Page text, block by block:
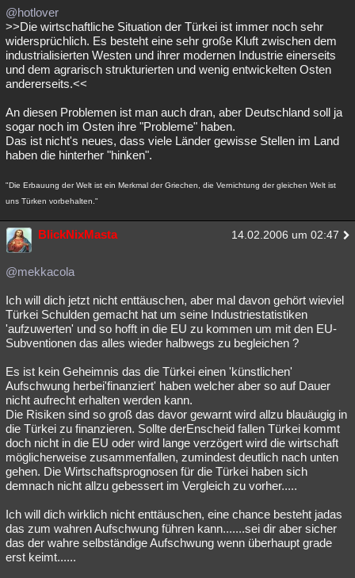
@hotlover
>>Die wirtschaftliche Situation der Türkei ist immer noch sehr
widersprüchlich. Es besteht eine sehr große Kluft zwischen dem
industrialisierten Westen und ihrer modernen Industrie einerseits
und dem agrarisch strukturierten und wenig entwickelten Osten
andererseits.<<
An diesen Problemen ist man auch dran, aber Deutschland soll ja
sogar noch im Osten ihre "Probleme" haben.
Das ist nicht's neues, dass viele Länder gewisse Stellen im Land
haben die hinterher "hinken".
"Die Erbauung der Welt ist ein Merkmal der Griechen, die Vernichtung der gleichen Welt ist
uns Türken vorbehalten."
BlickNixMasta 14.02.2006 um 02:47
@mekkacola
Ich will dich jetzt nicht enttäuschen, aber mal davon gehört wieviel
Türkei Schulden gemacht hat um seine Industriestatistiken
'aufzuwerten' und so hofft in die EU zu kommen um mit den EU-
Subventionen das alles wieder halbwegs zu begleichen ?
Es ist kein Geheimnis das die Türkei einen 'künstlichen'
Aufschwung herbei'finanziert' haben welcher aber so auf Dauer
nicht aufrecht erhalten werden kann.
Die Risiken sind so groß das davor gewarnt wird allzu blauäugig in
die Türkei zu finanzieren. Sollte derEnscheid fallen Türkei kommt
doch nicht in die EU oder wird lange verzögert wird die wirtschaft
möglicherweise zusammenfallen, zumindest deutlich nach unten
gehen. Die Wirtschaftsprognosen für die Türkei haben sich
demnach nicht allzu gebessert im Vergleich zu vorher.....
Ich will dich wirklich nicht enttäuschen, eine chance besteht jadas
das zum wahren Aufschwung führen kann.......sei dir aber sicher
das der wahre selbständige Aufschwung wenn überhaupt grade
erst keimt......